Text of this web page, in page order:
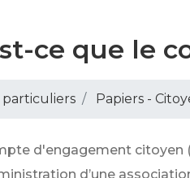
ce que le
Papiers -
d'engagement citoyen
d’une